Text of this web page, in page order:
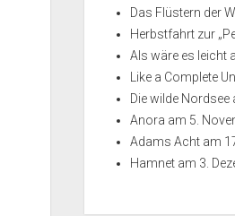
Das Flüstern der
Herbstfahrt zur
Als wäre es leicht
Like a Complete
Die wilde Nordsee
Anora am 5.
Adams Acht am
Hamnet am 3.